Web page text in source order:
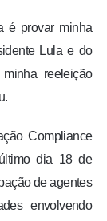
é provar minha
Lula e do
reeleição
Compliance
dia 18 de
de agentes
envolvendo